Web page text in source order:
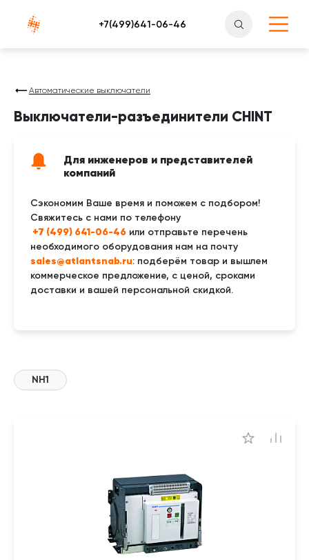
Атлантснаб
Автоматические выключатели
Выключатели-разъединители CHINT
Для инженеров и представителей
компаний
Сэкономим Ваше время и поможем с подбором!
Свяжитесь с нами по телефону
+7 (499) 641-06-46 или отправьте перечень
необходимого оборудования нам на почту
sales@atlantsnab.ru: подберём товар и вышлем
коммерческое предложение, с ценой, сроками
доставки и вашей персональной скидкой.
NH1